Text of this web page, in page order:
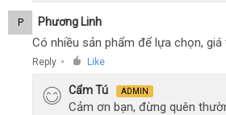
P Phương Linh
Có nhiều sản phẩm để lựa chọn, giá
Reply ● Like
Cẩm Tú ADMIN
Cảm ơn bạn, đừng quên